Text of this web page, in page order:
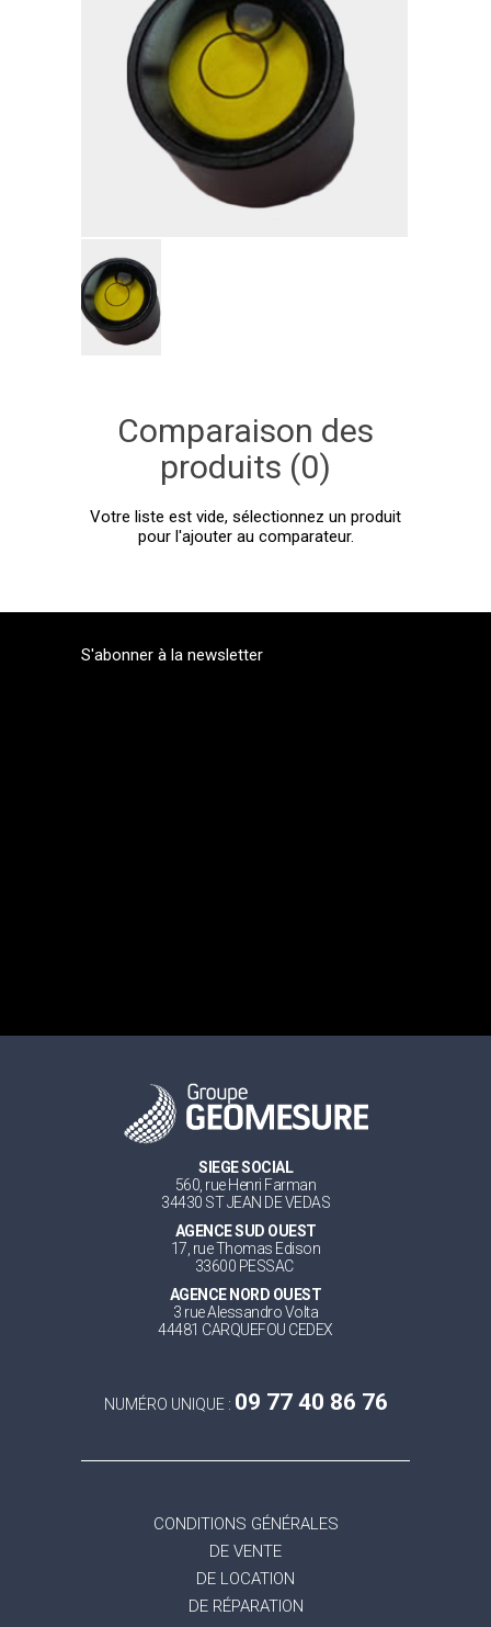
Comparaison des
produits (0)
Votre liste est vide, sélectionnez un produit
pour l'ajouter au comparateur.
S'abonner à la newsletter
SIEGE SOCIAL
560, rue Henri Farman
34430 ST JEAN DE VEDAS
AGENCE SUD OUEST
17, rue Thomas Edison
33600 PESSAC
AGENCE NORD OUEST
3 rue Alessandro Volta
44481 CARQUEFOU CEDEX
NUMÉRO UNIQUE : 09 77 40 86 76
CONDITIONS GÉNÉRALES
DE VENTE
DE LOCATION
DE RÉPARATION